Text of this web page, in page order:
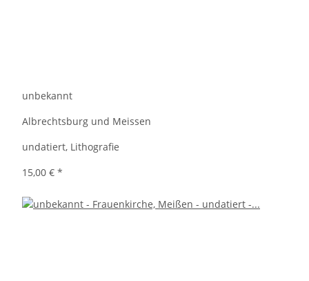
unbekannt
Albrechtsburg und Meissen
undatiert, Lithografie
15,00 € *